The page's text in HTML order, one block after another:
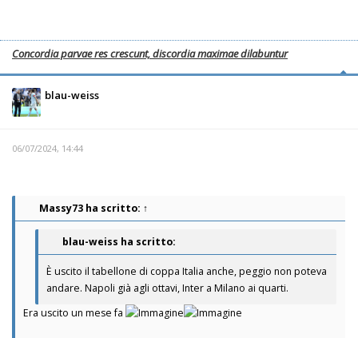
Concordia parvae res crescunt, discordia maximae dilabuntur
blau-weiss
06/07/2024, 14:44
Massy73 ha scritto: ↑
blau-weiss ha scritto:
È uscito il tabellone di coppa Italia anche, peggio non poteva
andare. Napoli già agli ottavi, Inter a Milano ai quarti.
Era uscito un mese fa